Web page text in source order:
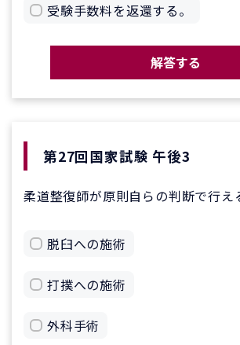
受験手数料を返還する。
解答する
第27回国家試験 午後3
柔道整復師が原則自らの判断で行え
脱臼への施術
打撲への施術
外科手術